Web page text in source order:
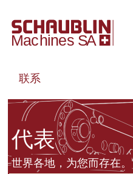
联系
代表
世界各地，为您而存在。